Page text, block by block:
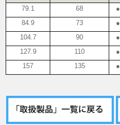
79.1
68 ●
84.9
73 ●
104.7
90 ●
127.9
110 ●
157
135 ●